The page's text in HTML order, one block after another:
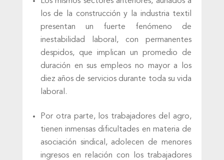
los de la construcción y la industria textil
presentan un fuerte fenómeno de
inestabilidad laboral, con permanentes
despidos, que implican un promedio de
duración en sus empleos no mayor a los
diez años de servicios durante toda su vida
laboral.
Por otra parte, los trabajadores del agro,
tienen inmensas dificultades en materia de
asociación sindical, adolecen de menores
ingresos en relación con los trabajadores